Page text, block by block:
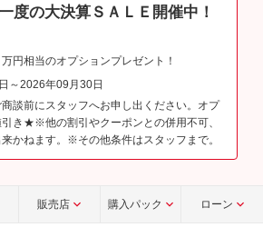
度の大決算ＳＡＬＥ開催中！
円相当のオプションプレゼント！
～2026年09月30日
談前にスタッフへお申し出ください。オプ
き★※他の割引やクーポンとの併用不可、
かねます。※その他条件はスタッフまで。
販売店 購入パック ローン